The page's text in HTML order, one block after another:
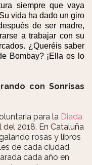
siempre que vaya
vida ha dado un giro
de ser madre,
a trabajar con su
¿Queréis saber
Bombay? ¡Ella os lo
con Sonrisas
para la Diada
2018. En Cataluña
rosas y libros
de cada ciudad.
cada año en